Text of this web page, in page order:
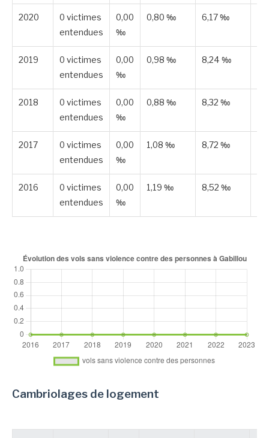
2020
0 victimes
entendues
0,00
‰
0,80 ‰ 6,17 ‰
2019
0 victimes
entendues
0,00
‰
0,98 ‰ 8,24 ‰
2018
0 victimes
entendues
0,00
‰
0,88 ‰ 8,32 ‰
2017
0 victimes
entendues
0,00
‰
1,08 ‰ 8,72 ‰
2016
0 victimes
entendues
0,00
‰
1,19 ‰ 8,52 ‰
Cambriolages de logement